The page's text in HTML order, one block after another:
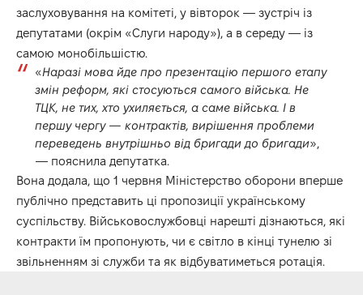
заслуховування на комітеті, у вівторок — зустріч із
депутатами (окрім «Слуги народу»), а в середу — із
самою монобільшістю.
«Наразі мова йде про презентацію першого етапу
змін реформ, які стосуються самого війська. Не
ТЦК, не тих, хто ухиляється, а саме війська. І в
першу чергу — контрактів, вирішення проблеми
переведень внутрішньо від бригади до бригади»,
— пояснила депутатка.
Вона додала, що 1 червня Міністерство оборони вперше
публічно представить ці пропозиції українському
суспільству. Військовослужбовці нарешті дізнаються, які
контракти їм пропонують, чи є світло в кінці тунелю зі
звільненням зі служби та як відбуватиметься ротація.